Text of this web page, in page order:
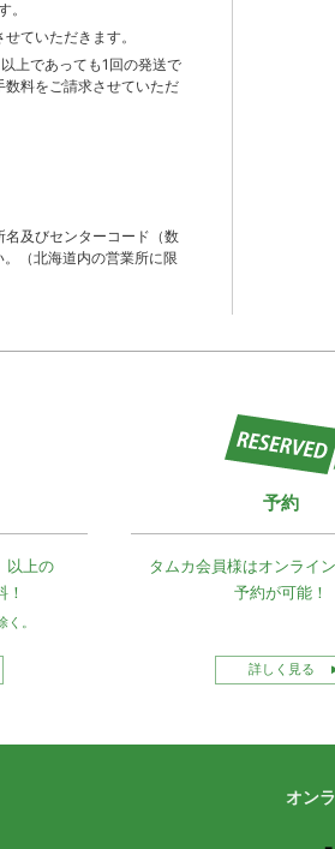
。
ていただきます。
以上であっても1回の発送で
料をご請求させていただ
及びセンターコード（数
（北海道内の営業所に限
以上の
！
。
予約
タムカ会員様はオンライ
予約が可能！
詳しく見る
オン